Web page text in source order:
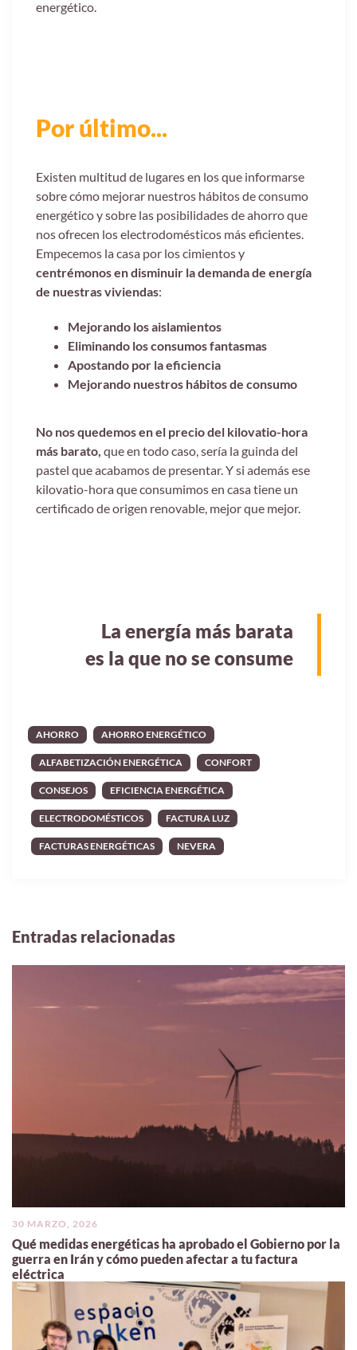
energético.
Por último...
Existen multitud de lugares en los que informarse
sobre cómo mejorar nuestros hábitos de consumo
energético y sobre las posibilidades de ahorro que
nos ofrecen los electrodomésticos más eficientes.
Empecemos la casa por los cimientos y
centrémonos en disminuir la demanda de energía
de nuestras viviendas:
Mejorando los aislamientos
Eliminando los consumos fantasmas
Apostando por la eficiencia
Mejorando nuestros hábitos de consumo
No nos quedemos en el precio del kilovatio-hora
más barato, que en todo caso, sería la guinda del
pastel que acabamos de presentar. Y si además ese
kilovatio-hora que consumimos en casa tiene un
certificado de origen renovable, mejor que mejor.
La energía más barata
es la que no se consume
AHORRO AHORRO ENERGÉTICO
ALFABETIZACIÓN ENERGÉTICA CONFORT
CONSEJOS EFICIENCIA ENERGÉTICA
ELECTRODOMÉSTICOS FACTURA LUZ
FACTURAS ENERGÉTICAS NEVERA
Entradas relacionadas
30 MARZO, 2026
Qué medidas energéticas ha aprobado el Gobierno por la
guerra en Irán y cómo pueden afectar a tu factura
eléctrica